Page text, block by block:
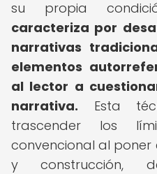
su propia
caracteriza por
narrativas
elementos
al lector a
narrativa. Esta
trascender los
convencional al poner
y construcción,